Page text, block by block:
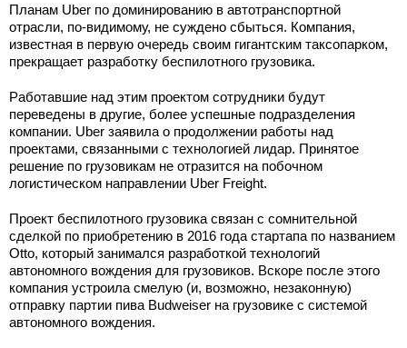
Планам Uber по доминированию в автотранспортной
отрасли, по-видимому, не суждено сбыться. Компания,
известная в первую очередь своим гигантским таксопарком,
прекращает разработку беспилотного грузовика.
Работавшие над этим проектом сотрудники будут
переведены в другие, более успешные подразделения
компании. Uber заявила о продолжении работы над
проектами, связанными с технологией лидар. Принятое
решение по грузовикам не отразится на побочном
логистическом направлении Uber Freight.
Проект беспилотного грузовика связан с сомнительной
сделкой по приобретению в 2016 года стартапа по названием
Otto, который занимался разработкой технологий
автономного вождения для грузовиков. Вскоре после этого
компания устроила смелую (и, возможно, незаконную)
отправку партии пива Budweiser на грузовике с системой
автономного вождения.